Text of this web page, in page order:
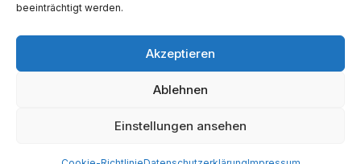
beeinträchtigt werden.
Akzeptieren
Ablehnen
Einstellungen ansehen
© 2025 Tozman & Lenz GbR